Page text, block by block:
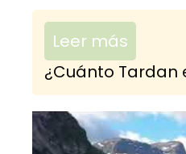
Leer más
¿Cuánto Tardan